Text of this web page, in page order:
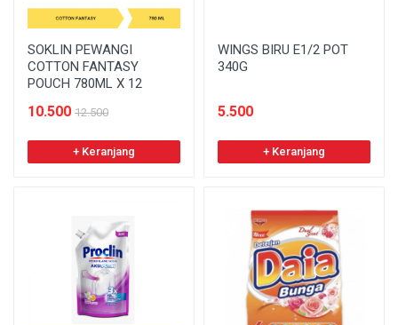
SOKLIN PEWANGI
COTTON FANTASY
POUCH 780ML X 12
10.500 12.500
+ Keranjang
WINGS BIRU E1/2 POT
340G
5.500
+ Keranjang